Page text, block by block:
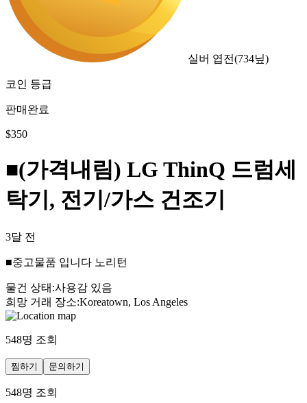
실버 엽전(734닢)
코인 등급
판매완료
$350
■(가격내림) LG ThinQ 드럼세
탁기, 전기/가스 건조기
3달 전
■중고물품 입니다 노리턴
물건 상태 :사용감 있음
희망 거래 장소:Koreatown, Los Angeles
548명 조회
찜하기 문의하기
548명 조회